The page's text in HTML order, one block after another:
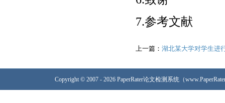
7.参考文献
上一篇： 湖北某大学对学生进
Copyright © 2007 - 2026 PaperRater论文检测系统（